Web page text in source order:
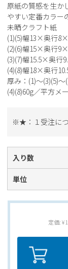
原紙の質感を生か
やすい定番カラー
未晒クラフト紙
(1)(5)幅13×奥行
(2)(6)幅15×奥行
(3)(7)幅15.5×奥行
(4)(8)幅18×奥行
厚み：(1)～(3)(5)
(4)(8)60g／平方メ
※★：１受注につ
入り数
単位
定価: